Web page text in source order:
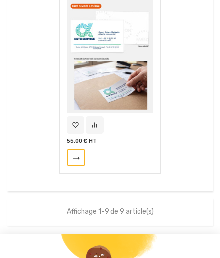
favorite_border equalizer
55,00 € HT
trending_flat
Affichage 1-9 de 9 article(s)